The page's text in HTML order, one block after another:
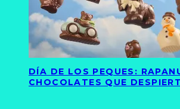
DÍA DE LOS PEQUES:
CHOCOLATES QUE